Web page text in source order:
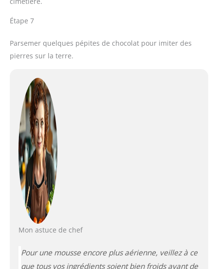
Étape 7
Parsemer quelques pépites de chocolat pour imiter des
pierres sur la terre.
Mon astuce de chef
Pour une mousse encore plus aérienne, veillez à ce
que tous vos ingrédients soient bien froids avant de